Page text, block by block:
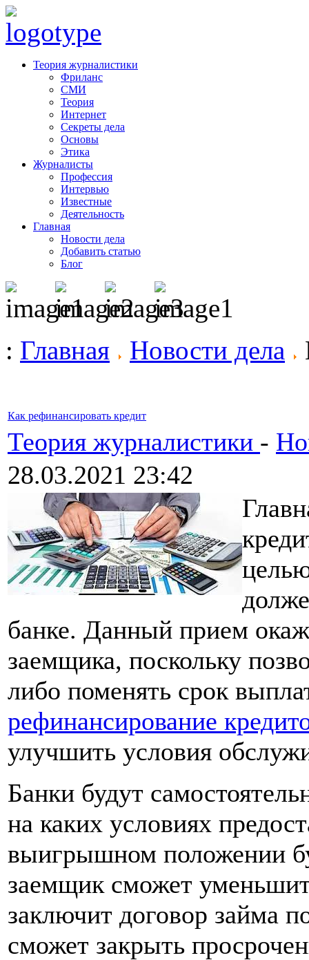
Теория журналистики
Фриланс
СМИ
Теория
Интернет
Секреты дела
Основы
Этика
Журналисты
Профессия
Интервью
Известные
Деятельность
Главная
Новости дела
Добавить статью
Блог
: Главная Новости дела
Как рефинансировать кредит
Теория журналистики -
28.03.2021 23:42
банке. Данный прием
заемщика, поскольку
либо поменять срок
рефинансирование
улучшить условия
Банки будут
на каких условиях
выигрышном положении
заемщик сможет
заключит договор займа
сможет закрыть